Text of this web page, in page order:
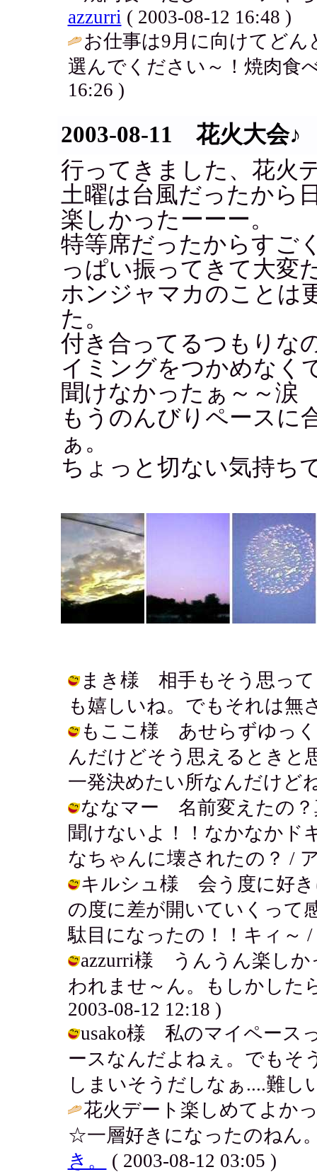
azzurri ( 2003-08-12 16:48 )
お仕事は9月に向けてど
選んでください～！焼肉
16:26 )
2003-08-11 花火大会♪
行ってきました、花火
土曜は台風だったから
楽しかったーーー。
特等席だったからすご
っぱい振ってきて大変
ホンジャマカのことは
た。
付き合ってるつもりな
イミングをつかめなく
聞けなかったぁ～～涙
もうのんびりペースに
ぁ。
ちょっと切ない気持ち
まき様 相手もそう思って
も嬉しいね。でもそれは無
もここ様 あせらずゆっく
んだけどそう思えるときと
一発決めたい所なんだけど
ななマー 名前変えたの？
聞けないよ！！なかなかド
なちゃんに壊されたの？ /
キルシュ様 会う度に好き
の度に差が開いていくって
駄目になったの！！キィ～ /
azzurri様 うんうん楽しか
われませ～ん。もしかした
2003-08-12 12:18 )
usako様 私のマイペース
ースなんだよねぇ。でもそ
しまいそうだしなぁ....難し
花火デート楽しめてよか
☆一層好きになったのねん
き。
( 2003-08-12 03:05 )